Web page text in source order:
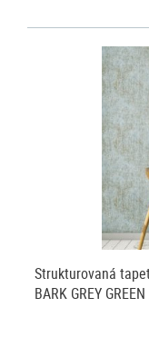
Strukturovaná
BARK GREY